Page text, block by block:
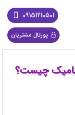
09151210501
پورتال مشتریان
چیست؟